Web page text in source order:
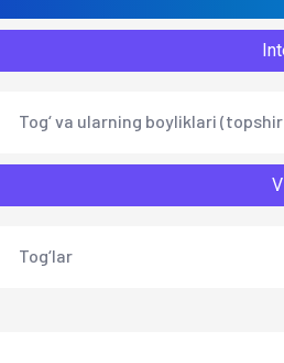
Tog‘ va ularning boyliklari
Tog‘lar